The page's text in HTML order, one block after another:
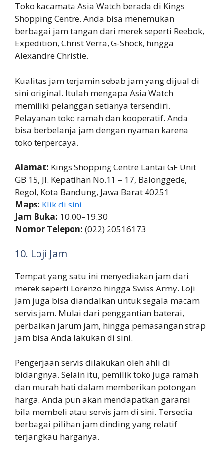
Toko kacamata Asia Watch berada di Kings
Shopping Centre. Anda bisa menemukan
berbagai jam tangan dari merek seperti Reebok,
Expedition, Christ Verra, G-Shock, hingga
Alexandre Christie.
Kualitas jam terjamin sebab jam yang dijual di
sini original. Itulah mengapa Asia Watch
memiliki pelanggan setianya tersendiri.
Pelayanan toko ramah dan kooperatif. Anda
bisa berbelanja jam dengan nyaman karena
toko terpercaya.
Alamat: Kings Shopping Centre Lantai GF Unit
GB 15, Jl. Kepatihan No.11 – 17, Balonggede,
Regol, Kota Bandung, Jawa Barat 40251
Maps: Klik di sini
Jam Buka: 10.00–19.30
Nomor Telepon: (022) 20516173
10. Loji Jam
Tempat yang satu ini menyediakan jam dari
merek seperti Lorenzo hingga Swiss Army. Loji
Jam juga bisa diandalkan untuk segala macam
servis jam. Mulai dari penggantian baterai,
perbaikan jarum jam, hingga pemasangan strap
jam bisa Anda lakukan di sini.
Pengerjaan servis dilakukan oleh ahli di
bidangnya. Selain itu, pemilik toko juga ramah
dan murah hati dalam memberikan potongan
harga. Anda pun akan mendapatkan garansi
bila membeli atau servis jam di sini. Tersedia
berbagai pilihan jam dinding yang relatif
terjangkau harganya.